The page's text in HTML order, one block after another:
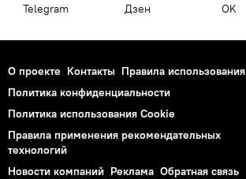
Telegram Дзен OK
О проекте Контакты Правила использования
Политика конфиденциальности
Политика использования Cookie
Правила применения рекомендательных
технологий
Новости компаний Реклама Обратная связь